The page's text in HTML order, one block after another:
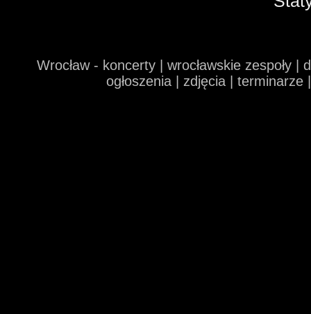
Wrocław - koncerty | wrocławskie zespoły
ogłoszenia | zdjęcia |